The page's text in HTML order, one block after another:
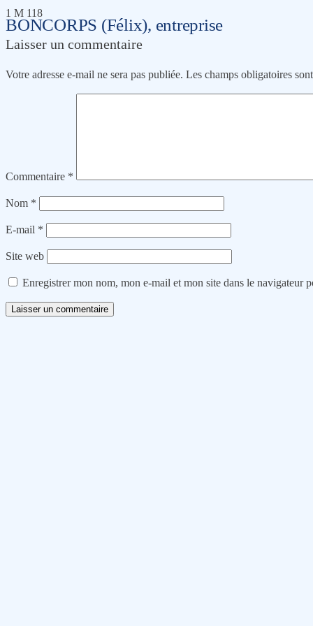
BONCORPS (Félix), entreprise
1 M 118
Laisser un commentaire
Votre adresse e-mail ne sera pas publiée. Les champs obligatoires
Commentaire *
Nom *
E-mail *
Site web
Enregistrer mon nom, mon e-mail et mon site dans le navigateur